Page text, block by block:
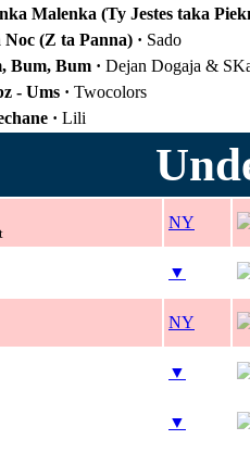
Malenka (Ty Jestes taka
Noc (Z ta Panna) · Sado
Bum, Bum · Dejan Dogaja &
- Ums · Twocolors
· Lili
NY
▼
NY
▼
▼